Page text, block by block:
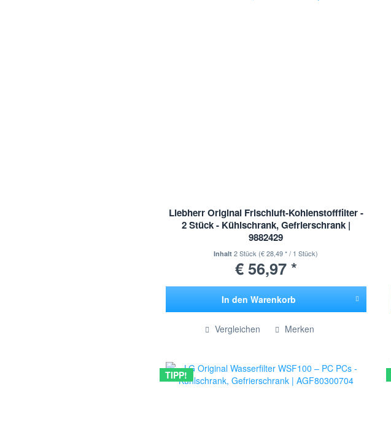
Liebherr Original Frischluft-Kohlenstofffilter -
2 Stück - Kühlschrank, Gefrierschrank |
9882429
Inhalt2 Stück (€ 28,49 * / 1 Stück)
€ 56,97 *
In den Warenkorb
Hinzugefügt
Vergleichen Merken
TIPP!